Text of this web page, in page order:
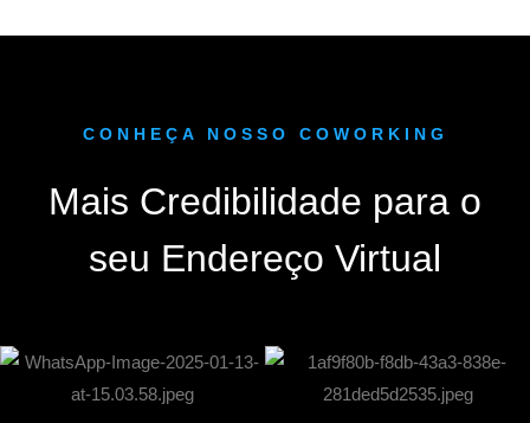
CONHEÇA NOSSO COWORKING
Mais Credibilidade para o
seu Endereço Virtual